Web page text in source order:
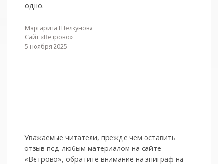
одно.
Маргарита Шелкунова
Сайт «Ветрово»
5 ноября 2025
Уважаемые читатели, прежде чем оставить
отзыв под любым материалом на сайте
«Ветрово», обратите внимание на эпиграф на